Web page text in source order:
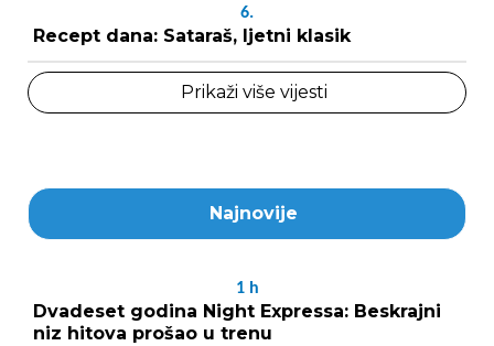
6.
Recept dana: Sataraš, ljetni klasik
Prikaži više vijesti
Najnovije
1 h
Dvadeset godina Night Expressa: Beskrajni
niz hitova prošao u trenu